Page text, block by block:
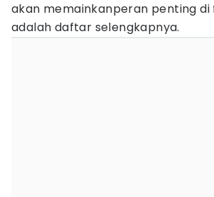
akan memainkanperan penting di
adalah daftar selengkapnya.